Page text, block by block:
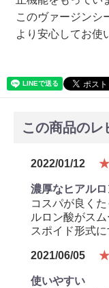
このヴァージンシ
より安心してお使
この商品のレ
2022/01/12
濃厚なヒアル
コスパが良く
ルロン酸がス
スポイド形式
2021/06/05
使いやすい